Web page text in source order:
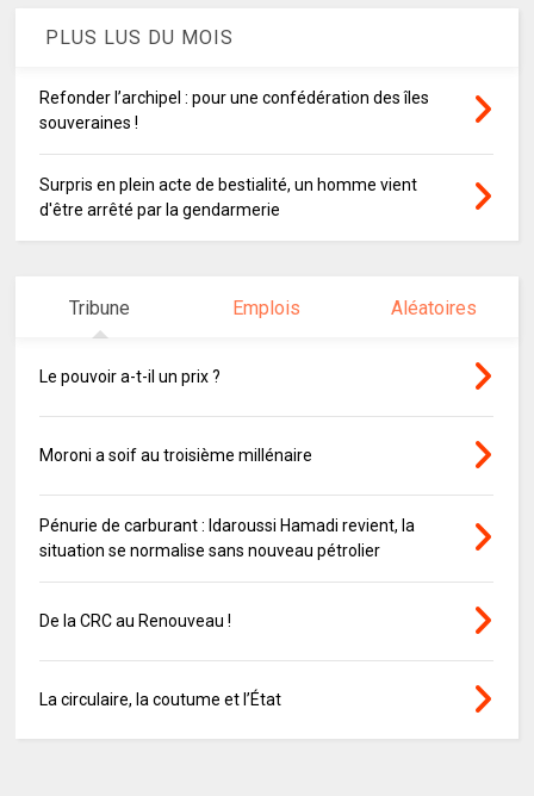
PLUS LUS DU MOIS
Refonder l’archipel : pour une confédération des îles
souveraines !
Surpris en plein acte de bestialité, un homme vient
d'être arrêté par la gendarmerie
Tribune Emplois Aléatoires
Le pouvoir a-t-il un prix ?
Moroni a soif au troisième millénaire
Pénurie de carburant : Idaroussi Hamadi revient, la
situation se normalise sans nouveau pétrolier
De la CRC au Renouveau !
La circulaire, la coutume et l’État